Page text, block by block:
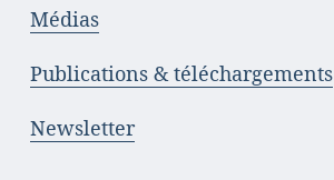
Médias
Publications & téléchargements
Newsletter